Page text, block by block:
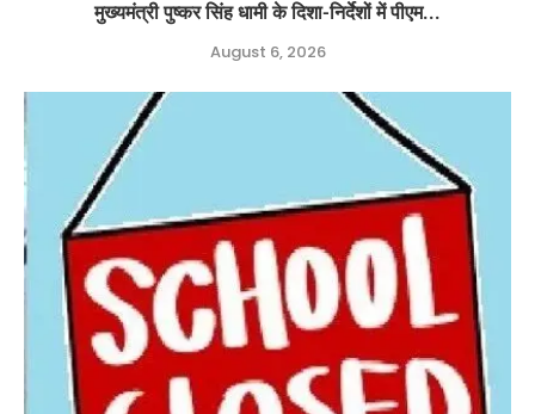
मुख्यमंत्री पुष्कर सिंह धामी के दिशा-निर्देशों में पीएम...
August 6, 2026